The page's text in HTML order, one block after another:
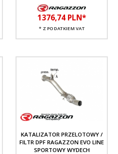
1376,74 PLN*
* Z PODATKIEM VAT
KATALIZATOR PRZELOTOWY /
FILTR DPF RAGAZZON EVO LINE
SPORTOWY WYDECH